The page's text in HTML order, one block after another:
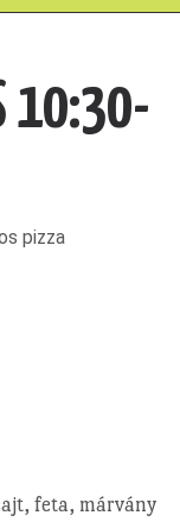
10:30-
pizza
feta, márvány